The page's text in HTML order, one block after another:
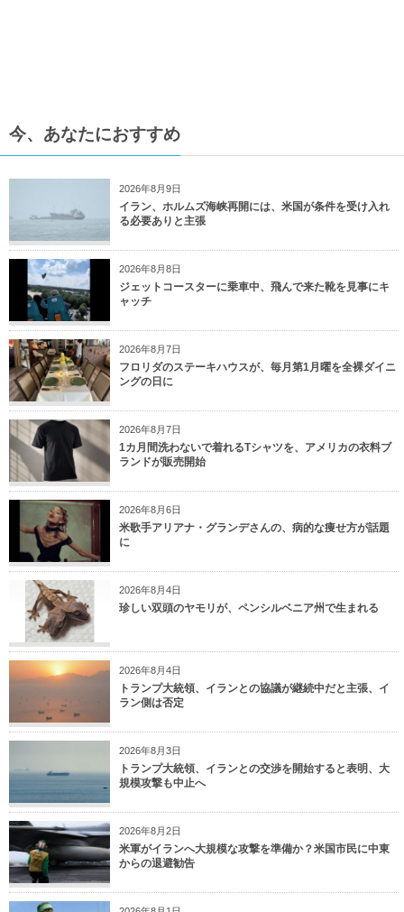
今、あなたにおすすめ
2026年8月9日
イラン、ホルムズ海峡再開には、米国が条件を受け入れ
る必要ありと主張
2026年8月8日
ジェットコースターに乗車中、飛んで来た靴を見事にキ
ャッチ
2026年8月7日
フロリダのステーキハウスが、毎月第1月曜を全裸ダイニ
ングの日に
2026年8月7日
1カ月間洗わないで着れるTシャツを、アメリカの衣料ブ
ランドが販売開始
2026年8月6日
米歌手アリアナ・グランデさんの、病的な痩せ方が話題
に
2026年8月4日
珍しい双頭のヤモリが、ペンシルベニア州で生まれる
2026年8月4日
トランプ大統領、イランとの協議が継続中だと主張、イ
ラン側は否定
2026年8月3日
トランプ大統領、イランとの交渉を開始すると表明、大
規模攻撃も中止へ
2026年8月2日
米軍がイランへ大規模な攻撃を準備か？米国市民に中東
からの退避勧告